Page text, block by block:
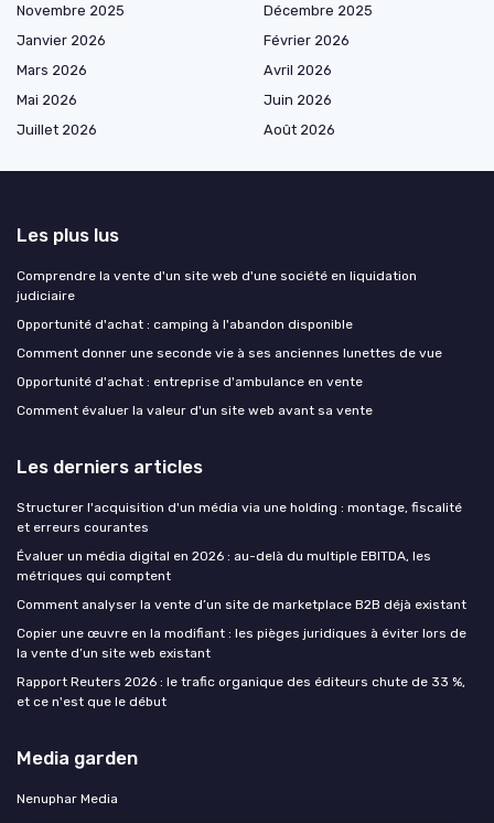
Novembre 2025
Décembre 2025
Janvier 2026
Février 2026
Mars 2026
Avril 2026
Mai 2026
Juin 2026
Juillet 2026
Août 2026
Les plus lus
Comprendre la vente d'un site web d'une société en liquidation
judiciaire
Opportunité d'achat : camping à l'abandon disponible
Comment donner une seconde vie à ses anciennes lunettes de vue
Opportunité d'achat : entreprise d'ambulance en vente
Comment évaluer la valeur d'un site web avant sa vente
Les derniers articles
Structurer l'acquisition d'un média via une holding : montage, fiscalité
et erreurs courantes
Évaluer un média digital en 2026 : au-delà du multiple EBITDA, les
métriques qui comptent
Comment analyser la vente d’un site de marketplace B2B déjà existant
Copier une œuvre en la modifiant : les pièges juridiques à éviter lors de
la vente d’un site web existant
Rapport Reuters 2026 : le trafic organique des éditeurs chute de 33 %,
et ce n'est que le début
Media garden
Nenuphar Media